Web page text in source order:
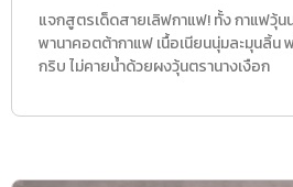
แจกสูตรเด็ดสายเลิฟกาแฟ! ทั้ง กาแฟวุ้
พานาคอตต้ากาแฟ เนื้อเนียนนุ่มละมุนลิ้น
กริบ ไม่คายน้ำด้วยผงวุ้นตรานางเงือก